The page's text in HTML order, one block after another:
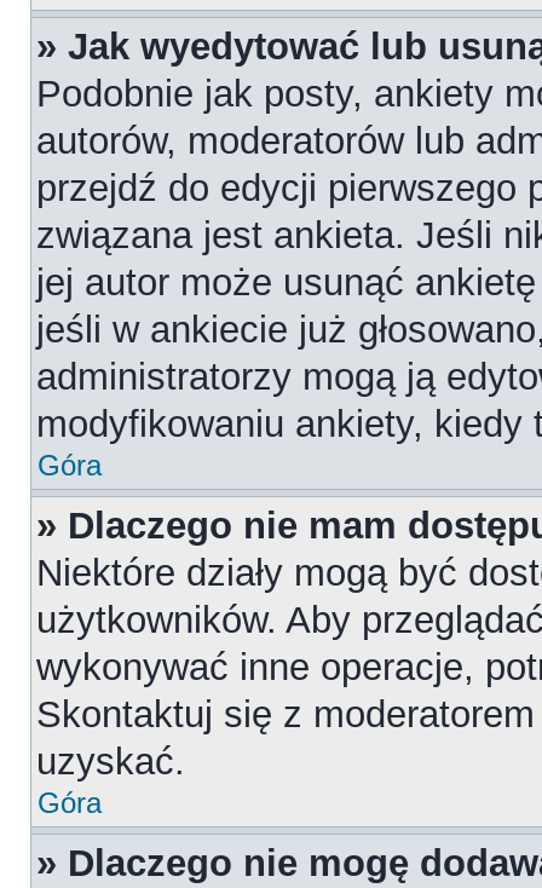
» Jak wyedytować lub
Podobnie jak posty, ankiety
autorów, moderatorów lub
przejdź do edycji pierwszego
związana jest ankieta. Jeśli
jej autor może usunąć
jeśli w ankiecie już
administratorzy mogą ją
modyfikowaniu ankiety, kiedy
Góra
» Dlaczego nie mam
Niektóre działy mogą być
użytkowników. Aby
wykonywać inne operacje,
Skontaktuj się z
uzyskać.
Góra
» Dlaczego nie mogę